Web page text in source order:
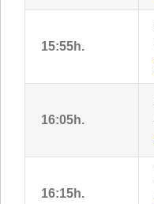
15:55h.
16:05h.
16:15h.